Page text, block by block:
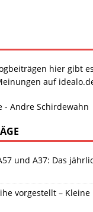
hier gibt
auf
und A37: Das
vorgestellt –